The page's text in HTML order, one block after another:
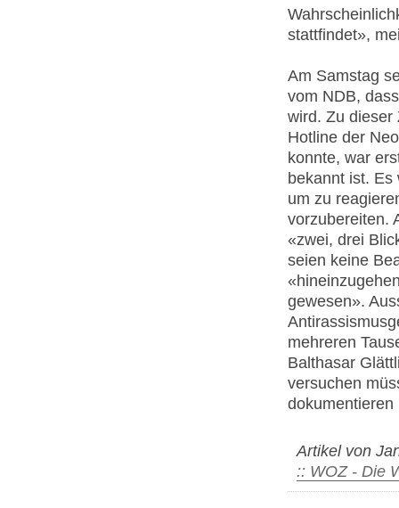
stattfindet»,
Am Samstag
vom NDB,
wird. Zu dieser
Hotline der
konnte, war
bekannt ist.
um zu
vorzubereiten.
«zwei, drei
seien keine
gewesen».
mehreren
Balthasar
versuchen
dokumentieren
Artikel von
:: WOZ - Die